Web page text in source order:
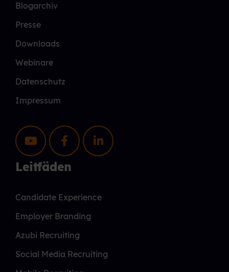
Blogarchiv
Presse
Downloads
Webinare
Datenschutz
Impressum
Leitfäden
Candidate Experience
Employer Branding
Azubi Recruiting
Social Media Recruiting